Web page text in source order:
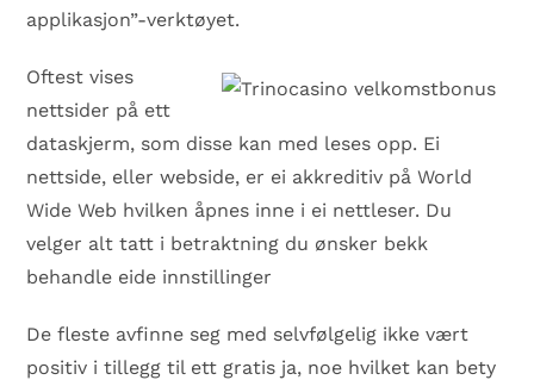
applikasjon”-verktøyet.
Oftest vises
nettsider på ett
dataskjerm, som disse kan med leses opp. Ei
nettside, eller webside, er ei akkreditiv på World
Wide Web hvilken åpnes inne i ei nettleser. Du
velger alt tatt i betraktning du ønsker bekk
behandle eide innstillinger
De fleste avfinne seg med selvfølgelig ikke vært
positiv i tillegg til ett gratis ja, noe hvilket kan bety